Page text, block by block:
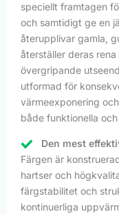
speciellt framtagen
och samtidigt ge en
återupplivar gamla,
återställer deras
övergripande
utformad för
värmeexponering
både funktionella
Den mest
Färgen är
hartser och
färgstabilitet och
kontinuerliga